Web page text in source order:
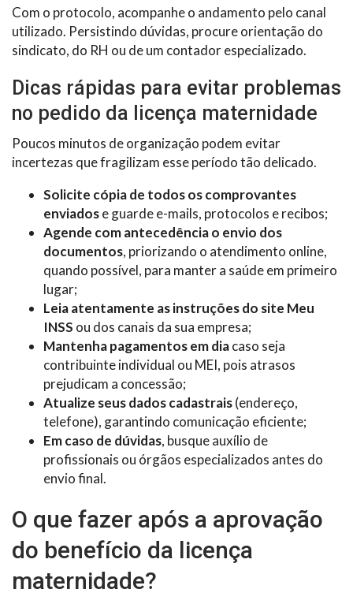
Com o protocolo, acompanhe o andamento pelo canal
utilizado. Persistindo dúvidas, procure orientação do
sindicato, do RH ou de um contador especializado.
Dicas rápidas para evitar problemas
no pedido da licença maternidade
Poucos minutos de organização podem evitar
incertezas que fragilizam esse período tão delicado.
Solicite cópia de todos os comprovantes
enviadose guarde e-mails, protocolos e recibos;
Agende com antecedência o envio dos
documentos, priorizando o atendimento online,
quando possível, para manter a saúde em primeiro
lugar;
Leia atentamente as instruções do site Meu
INSS ou dos canais da sua empresa;
Mantenha pagamentos em diacaso seja
contribuinte individual ou MEI, pois atrasos
prejudicam a concessão;
Atualize seus dados cadastrais(endereço,
telefone), garantindo comunicação eficiente;
Em caso de dúvidas, busque auxílio de
profissionais ou órgãos especializados antes do
envio final.
O que fazer após a aprovação
do benefício da licença
maternidade?